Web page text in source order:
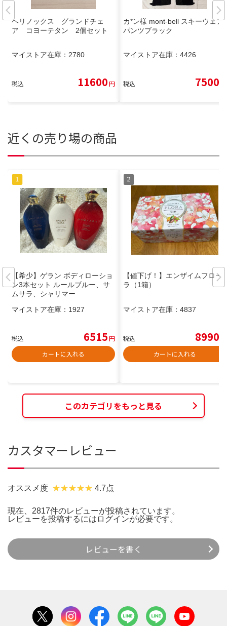
ヘリノックス グランドチェ
ア コヨーテタン 2個セット
マイストア在庫： 2780
税込 11600円
カ*ン様 mont-bell スキーウェア
パンツブラック
マイストア在庫： 4426
税込 7500
近くの売り場の商品
【希少】ゲラン ボディローショ
ン3本セット ルールブルー、サ
ムサラ、シャリマー
マイストア在庫： 1927
税込 6515円
カートに入れる
【値下げ！】エンザイムフロー
ラ（1箱）
マイストア在庫： 4837
税込 8990
カートに入れる
このカテゴリをもっと見る
カスタマーレビュー
オススメ度 4.7点
現在、2817件のレビューが投稿されています。
レビューを投稿するには ログインが必要です。
レビューを書く